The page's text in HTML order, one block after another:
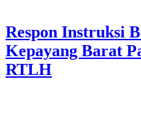
Respon Instruksi
Kepayang Barat
RTLH